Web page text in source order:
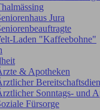
Jura
Laden "Kaffeebohne"
& Apotheken
Sonntags- und
Fürsorge